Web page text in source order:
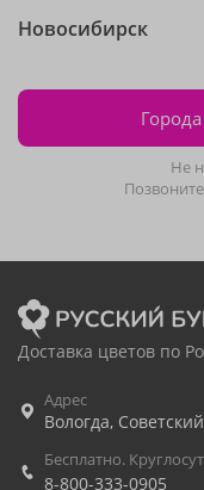
Новосибирск
Не
Доставка цветов по
Адрес
Вологда,
Бесплатно.
8-800-333-0905